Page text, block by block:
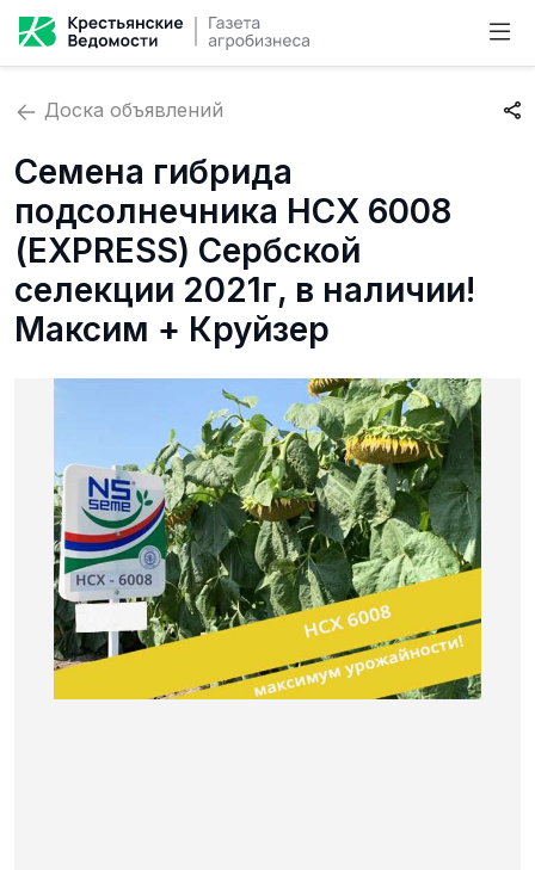
Доска объявлений
Семена гибрида
подсолнечника НСХ 6008
(EXPRESS) Сербской
селекции 2021г, в наличии!
Максим + Круйзер